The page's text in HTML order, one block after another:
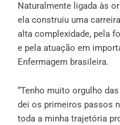
Naturalmente ligada às
ela construiu uma
alta complexidade, pela
e pela atuação em
Enfermagem brasileira.
“Tenho muito orgulho
dei os primeiros passos
toda a minha trajetória